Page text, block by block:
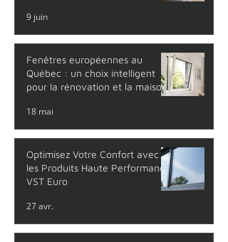
9 juin
Fenêtres européennes au
Québec : un choix intelligent
pour la rénovation et la maison
18 mai
Optimisez Votre Confort avec
les Produits Haute Performance
VST Euro
27 avr.